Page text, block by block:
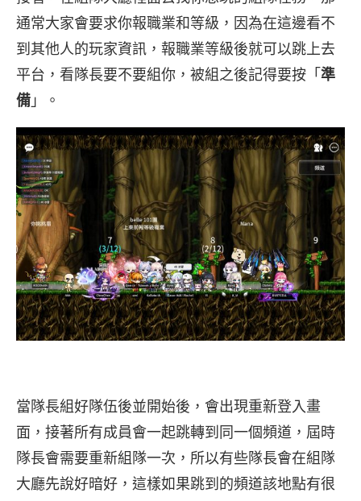
通常大家會要求你報職業和等級，因為在這邊看不
到其他人的玩家資訊，報職業等級後就可以跳上去
平台，看隊長要不要組你，被組之後記得要按「 準
備 」。
當隊長組好隊伍後並開始後，會出現重新登入畫
面，接著所有成員會一起跳轉到同一個頻道，屆時
隊長會需要重新組隊一次，所以有些隊長會在組隊
大廳先說好暗好，這樣如果跳到的頻道該地點有很